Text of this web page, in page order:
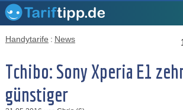
Handytarife : News
Tchibo: Sony Xperia E1
günstiger